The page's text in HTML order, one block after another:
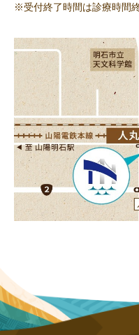
※受付終了時間は診療時間